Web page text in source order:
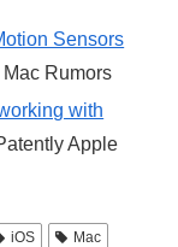
Sensors
Mac Rumors
with
Apple
iOS
Mac